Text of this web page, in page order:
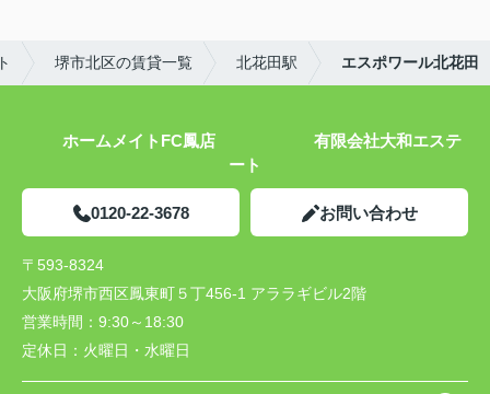
堺市北区の賃貸一覧 北花田駅 エスポワール北花田
ホームメイトFC鳳店 有限会社大和エステ
ート
0120-22-3678 お問い合わせ
〒593-8324
大阪府堺市西区鳳東町５丁456-1 アララギビル2階
営業時間： 9:30～18:30
定休日： 火曜日・水曜日